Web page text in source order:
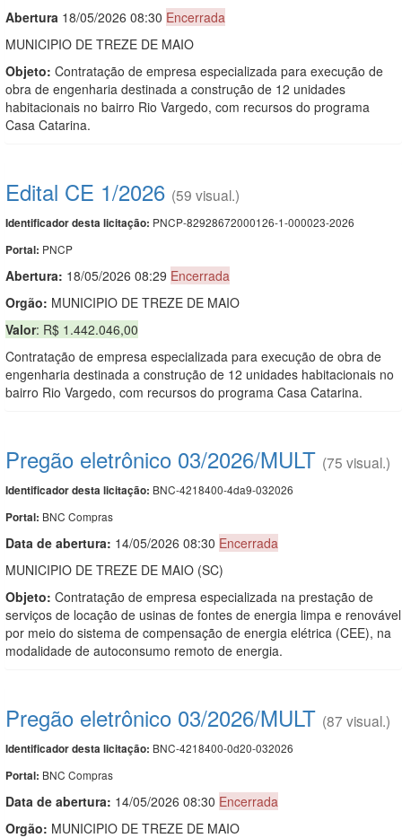
Abertura 18/05/2026 08:30 Encerrada
MUNICIPIO DE TREZE DE MAIO
Objeto: Contratação de empresa especializada para execução de
obra de engenharia destinada a construção de 12 unidades
habitacionais no bairro Rio Vargedo, com recursos do programa
Casa Catarina.
Edital CE 1/2026 (59 visual.)
Identificador desta licitação: PNCP-82928672000126-1-000023-2026
Portal: PNCP
Abertura: 18/05/2026 08:29 Encerrada
Orgão: MUNICIPIO DE TREZE DE MAIO
Valor: R$ 1.442.046,00
Contratação de empresa especializada para execução de obra de
engenharia destinada a construção de 12 unidades habitacionais no
bairro Rio Vargedo, com recursos do programa Casa Catarina.
Pregão eletrônico 03/2026/MULT (75 visual.)
Identificador desta licitação: BNC-4218400-4da9-032026
Portal: BNC Compras
Data de abertura: 14/05/2026 08:30 Encerrada
MUNICIPIO DE TREZE DE MAIO (SC)
Objeto: Contratação de empresa especializada na prestação de
serviços de locação de usinas de fontes de energia limpa e renovável
por meio do sistema de compensação de energia elétrica (CEE), na
modalidade de autoconsumo remoto de energia.
Pregão eletrônico 03/2026/MULT (87 visual.)
Identificador desta licitação: BNC-4218400-0d20-032026
Portal: BNC Compras
Data de abertura: 14/05/2026 08:30 Encerrada
Orgão: MUNICIPIO DE TREZE DE MAIO